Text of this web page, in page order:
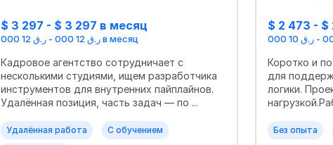
$ 3 297 - $ 3 297 в месяц
ر.ق 12 000 - ر.ق 12 000 в месяц
Кадровое агентство сотрудничает с
несколькими студиями, ищем разработчика
инструментов для внутренних пайплайнов.
Удалённая позиция, часть задач — по ...
Удалённая работа С обучением
$ 2 473 - $
Коротко и
для
логики.
Без опыта